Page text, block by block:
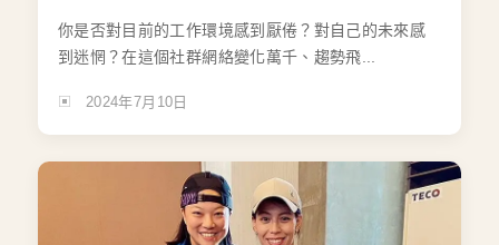
你是否對目前的工作環境感到厭倦？對自己的未來感
到迷惘？在這個社群網絡變化萬千、趨勢飛...
2024年7月10日